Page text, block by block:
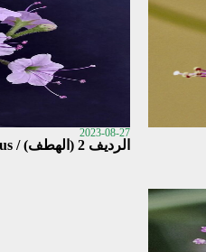
2023-08-27
الرديف 2 (الهطف) / Commicarpus grandiflorus